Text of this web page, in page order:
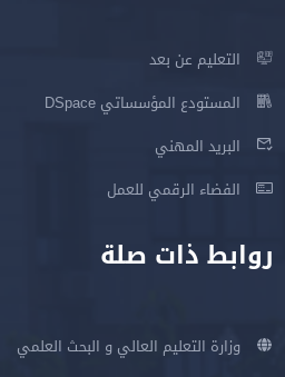
التعليم عن بعد
المستودع المؤسساتي DSpace
البريد المهني
الفضاء الرقمي للعمل
روابط ذات صلة
وزارة التعليم العالي و البحث العلمي